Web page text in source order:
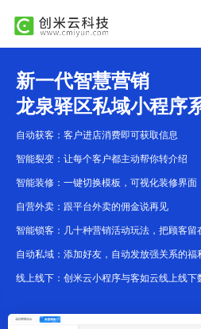
新一代智慧营销
龙泉驿区私域小程序
自动获客：客户进店消费即可获取信息
智能裂变：让每个客户都主动帮你转介绍
智能装修：一键切换模板，可视化装修界面
自营外卖：跟平台外卖的佣金说再见
智能锁客：几十种营销活动玩法，把顾客留
自动私域：添加好友，自动发放强关系的福
线上线下：创米云小程序与客如云线上线下